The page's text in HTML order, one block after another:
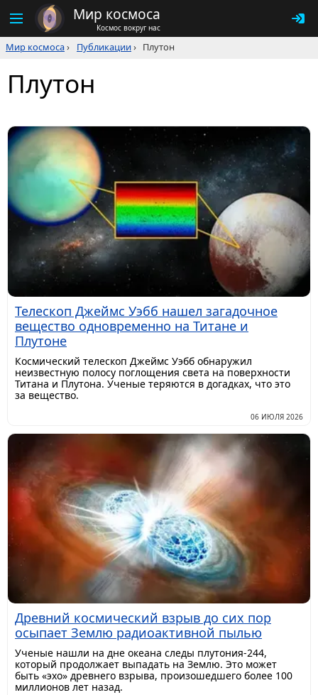
Мир космоса
Космос вокруг нас
Мир космоса› Публикации› Плутон
Плутон
Телескоп Джеймс Уэбб нашел загадочное
вещество одновременно на Титане и
Плутоне
Космический телескоп Джеймс Уэбб обнаружил
неизвестную полосу поглощения света на поверхности
Титана и Плутона. Ученые теряются в догадках, что это
за вещество.
06 ИЮЛЯ 2026
Древний космический взрыв до сих пор
осыпает Землю радиоактивной пылью
Ученые нашли на дне океана следы плутония-244,
который продолжает выпадать на Землю. Это может
быть «эхо» древнего взрыва, произошедшего более 100
миллионов лет назад.